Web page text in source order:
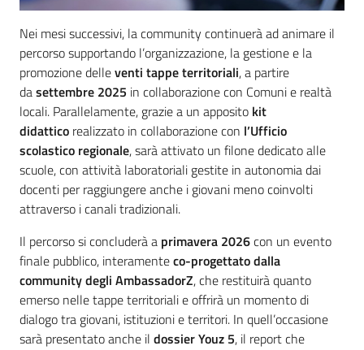
Nei mesi successivi, la community continuerà ad animare il
percorso supportando l’organizzazione, la gestione e la
promozione delleventi tappe territoriali, a partire
dasettembre 2025 in collaborazione con Comuni e realtà
locali. Parallelamente, grazie a un apposito kit
didattico realizzato in collaborazione con l’Ufficio
scolastico regionale, sarà attivato un filone dedicato alle
scuole, con attività laboratoriali gestite in autonomia dai
docenti per raggiungere anche i giovani meno coinvolti
attraverso i canali tradizionali.
Il percorso si concluderà a primavera 2026con un evento
finale pubblico, interamenteco-progettato dalla
community degli AmbassadorZ, che restituirà quanto
emerso nelle tappe territoriali e offrirà un momento di
dialogo tra giovani, istituzioni e territori. In quell’occasione
sarà presentato anche il dossier Youz 5, il report che